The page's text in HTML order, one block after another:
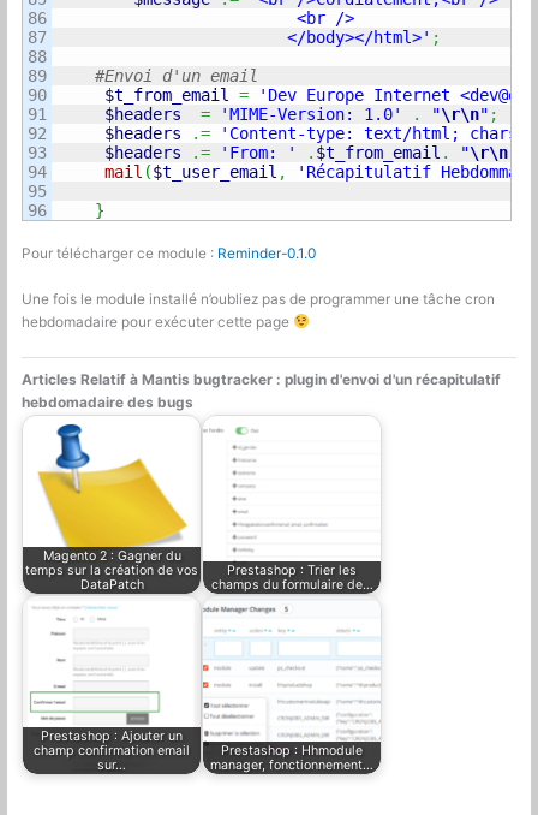
86
87
88
89
90
91
92
93
94
95
<br />
</body></html>' ;
$t_from_email
= 'Dev Europe Internet <
$headers
= 'MIME-Version: 1.0' . "\r\n" ;
$headers
.=
'Content-type: text/html;
$headers
.= 'From: ' . $t_from_email . "\r\n
mail ($t_user_email ,
'Récapitulatif
}
Pour télécharger ce module : Reminder-0.1.0
Une fois le module installé n’oubliez pas de programmer une tâche cron
hebdomadaire pour exécuter cette page
Articles Relatif à Mantis bugtracker : plugin d'envoi d'un récapitulatif
hebdomadaire des bugs
Magento 2 : Gagner du
temps sur la création de vos
DataPatch
Prestashop : Trier les
champs du formulaire de…
Prestashop : Ajouter un
champ confirmation email
sur…
Prestashop : Hhmodule
manager, fonctionnement…